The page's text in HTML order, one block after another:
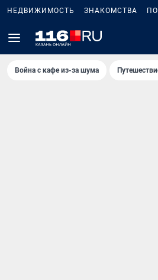
НЕДВИЖИМОСТЬ ЗНАКОМСТВА
Война с кафе из-за шума